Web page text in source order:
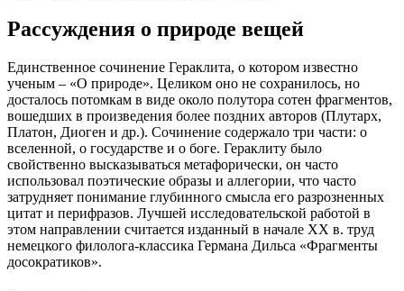
Рассуждения о природе вещей
Единственное сочинение Гераклита, о котором известно
ученым – «О природе». Целиком оно не сохранилось, но
досталось потомкам в виде около полутора сотен фрагментов,
вошедших в произведения более поздних авторов (Плутарх,
Платон, Диоген и др.). Сочинение содержало три части: о
вселенной, о государстве и о боге. Гераклиту было
свойственно высказываться метафорически, он часто
использовал поэтические образы и аллегории, что часто
затрудняет понимание глубинного смысла его разрозненных
цитат и перифразов. Лучшей исследовательской работой в
этом направлении считается изданный в начале XX в. труд
немецкого филолога-классика Германа Дильса «Фрагменты
досократиков».